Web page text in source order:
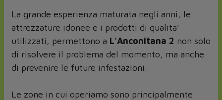
La grande esperienza maturata negli anni, le
attrezzature idonee e i prodotti di qualita'
utilizzati, permettono a L'Anconitana 2 non solo
di risolvere il problema del momento, ma anche
di prevenire le future infestazioni.
Le zone in cui operiamo sono principalmente